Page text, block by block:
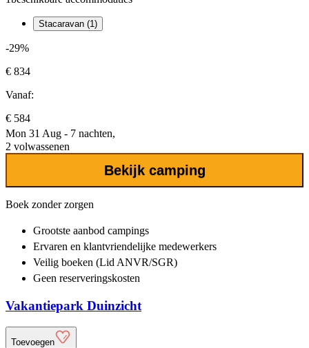
Stacaravan (1)
-29%
€ 834
Vanaf:
€ 584
Mon 31 Aug - 7 nachten,
2 volwassenen
Bekijk camping
Boek zonder zorgen
Grootste aanbod campings
Ervaren en klantvriendelijke medewerkers
Veilig boeken (Lid ANVR/SGR)
Geen reserveringskosten
Vakantiepark Duinzicht
Toevoegen